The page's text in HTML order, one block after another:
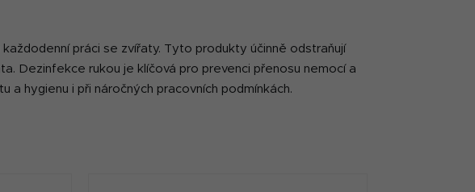
práci se zvířaty. Tyto produkty účinně odstraňují
Dezinfekce rukou je klíčová pro prevenci přenosu nemocí a
hygienu i při náročných pracovních podmínkách.